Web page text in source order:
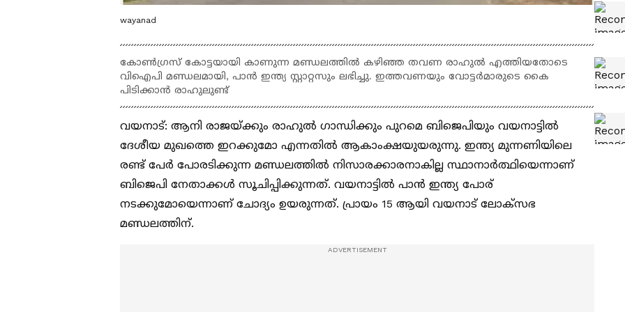
wayanad
കോൺഗ്രസ് കോട്ടയായി കാണുന്ന മണ്ഡലത്തില്‍ കഴിഞ്ഞ തവണ രാഹുൽ എത്തിയതോടെ
വിഐപി മണ്ഡലമായി, പാൻ ഇന്ത്യ സ്റ്റാറ്റസും ലഭിച്ചു. ഇത്തവണയും വോട്ടർമാരുടെ കൈ
പിടിക്കാൻ രാഹുലുണ്ട്
വയനാട്: ആനി രാജയ്ക്കും രാഹുൽ ഗാന്ധിക്കും പുറമെ ബിജെപിയും വയനാട്ടിൽ
ദേശീയ മുഖത്തെ ഇറക്കുമോ എന്നതിൽ ആകാംക്ഷയുയരുന്നു. ഇന്ത്യ മുന്നണിയിലെ
രണ്ട് പേർ പോരടിക്കുന്ന മണ്ഡലത്തിൽ നിസാരക്കാരനാകില്ല സ്ഥാനാർത്ഥിയെന്നാണ്
ബിജെപി നേതാക്കൾ സൂചിപ്പിക്കുന്നത്. വയനാട്ടിൽ പാൻ ഇന്ത്യ പോര്
നടക്കുമോയെന്നാണ് ചോദ്യം ഉയരുന്നത്. പ്രായം 15 ആയി വയനാട് ലോക്സഭ
മണ്ഡലത്തിന്.